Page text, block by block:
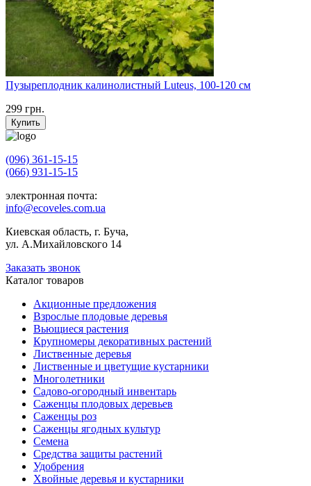
Пузыреплодник калинолистный Luteus, 100-120 см
299 грн.
Купить
(096) 361-15-15
(066) 931-15-15
электронная почта:
info@ecoveles.com.ua
Киевская область, г. Буча,
ул. А.Михайловского 14
Заказать звонок
Каталог товаров
Акционные предложения
Взрослые плодовые деревья
Вьющиеся растения
Крупномеры декоративных растений
Лиственные деревья
Лиственные и цветущие кустарники
Многолетники
Садово-огородный инвентарь
Саженцы плодовых деревьев
Саженцы роз
Саженцы ягодных культур
Семена
Средства защиты растений
Удобрения
Хвойные деревья и кустарники